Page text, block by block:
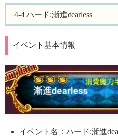
4-4 ハード:漸進dearless
イベント基本情報
イベント名：ハード:漸進